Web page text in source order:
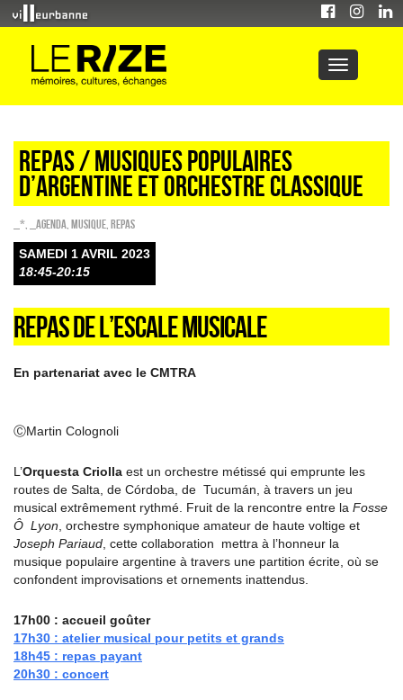
REPAS / MUSIQUES POPULAIRES
D’ARGENTINE ET ORCHESTRE CLASSIQUE
_* _Agenda Musique REPAS
SAMEDI 1 AVRIL 2023
18:45-20:15
REPAS DE L’ESCALE MUSICALE
En partenariat avec le CMTRA
ⒸMartin Colognoli
L’Orquesta Criolla est un orchestre métissé qui emprunte les
routes de Salta, de Córdoba, de Tucumán, à travers un jeu
musical extrêmement rythmé. Fruit de la rencontre entre la Fosse
Ô Lyon , orchestre symphonique amateur de haute voltige et
Joseph Pariaud , cette collaboration mettra à l’honneur la
musique populaire argentine à travers une partition écrite, où se
confondent improvisations et ornements inattendus.
17h00 : accueil goûter
17h30 : atelier musical pour petits et grands
18h45 : repas payant
20h30 : concert